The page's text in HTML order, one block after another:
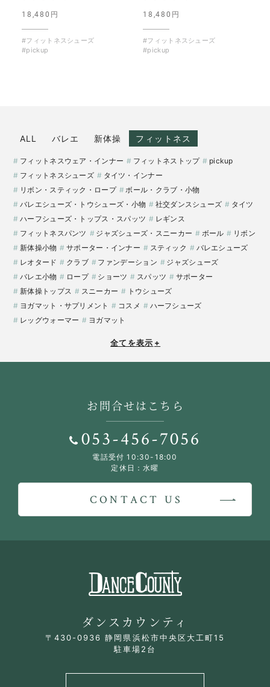
18,480円
#フィットネスシューズ
#pickup
18,480円
#フィットネスシューズ
#pickup
ALL バレエ 新体操 フィットネス
フィットネスウェア・インナー フィットネストップ
pickup
フィットネスシューズ
タイツ・インナー
リボン・スティック・ロープ
ボール・クラブ・小物
バレエシューズ・トウシューズ・小物
社交ダンスシューズ
タイツ
ハーフシューズ・トップス・スパッツ
レギンス
フィットネスパンツ
ジャズシューズ・スニーカー ボール
リボン
新体操小物
サポーター・インナー スティック
バレエシューズ
レオタード
クラブ ファンデーション
ジャズシューズ
バレエ小物
ロープ ショーツ スパッツ
サポーター
新体操トップス
スニーカー
トウシューズ
ヨガマット・サプリメント
コスメ
ハーフシューズ
レッグウォーマー
ヨガマット
全てを表示 +
お問合せはこちら
053-456-7056
電話受付 10:30-18:00
定休日：水曜
CONTACT US
ダンスカウンティ
〒430-0936 静岡県浜松市中央区大工町15
駐車場2台